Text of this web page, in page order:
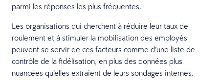
parmi les réponses les plus fréquentes.
Les organisations qui cherchent à réduire leur taux de
roulement et à stimuler la mobilisation des employés
peuvent se servir de ces facteurs comme d’une liste de
contrôle de la fidélisation, en plus des données plus
nuancées qu’elles extraient de leurs sondages internes.